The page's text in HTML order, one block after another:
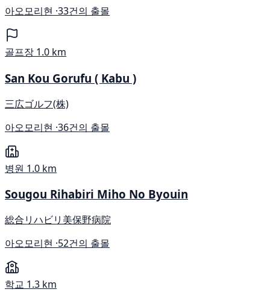
아오모리현 ·33건의 출몰
골프장 1.0 km
San Kou Gorufu ( Kabu )
三広ゴルフ(株)
아오모리현 ·36건의 출몰
병원 1.0 km
Sougou Rihabiri Miho No Byouin
総合リハビリ美保野病院
아오모리현 ·52건의 출몰
학교 1.3 km